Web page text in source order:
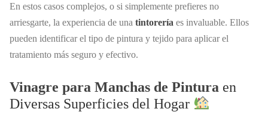
En estos casos complejos, o si simplemente prefieres no
arriesgarte, la experiencia de una tintorería es invaluable. Ellos
pueden identificar el tipo de pintura y tejido para aplicar el
tratamiento más seguro y efectivo.
Vinagre para Manchas de Pintura en
Diversas Superficies del Hogar